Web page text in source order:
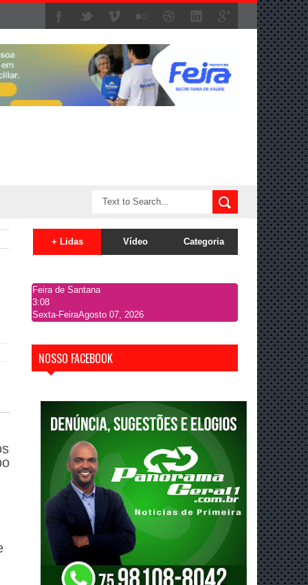
+ Lidas Vídeo Categoria
Feira de Santana
3:08
Sexta-FeiraAgosto 07, 2026
NOSSO FACEBOOK